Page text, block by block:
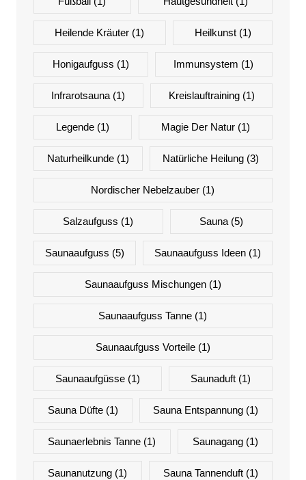
Heilende Kräuter (1) Heilkunst(1)
Honigaufguss (1) Immunsystem (1)
Infrarotsauna (1) Kreislauftraining(1)
Legende(1) Magie Der Natur (1)
Naturheilkunde(1) Natürliche Heilung (3)
Nordischer Nebelzauber (1)
Salzaufguss (1) Sauna(5)
Saunaaufguss (5) Saunaaufguss Ideen (1)
Saunaaufguss Mischungen(1)
Saunaaufguss Tanne (1)
Saunaaufguss Vorteile(1)
Saunaaufgüsse(1) Saunaduft (1)
Sauna Düfte(1) Sauna Entspannung (1)
Saunaerlebnis Tanne (1) Saunagang(1)
Saunanutzung (1) Sauna Tannenduft(1)